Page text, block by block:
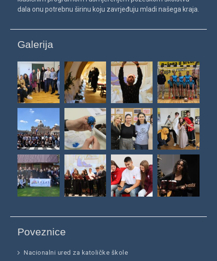
dala onu potrebnu širinu koju zavrjeđuju mladi našega kraja.
Galerija
Poveznice
Nacionalni ured za katoličke škole